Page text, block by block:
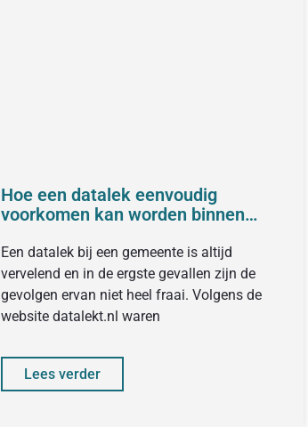
Hoe een datalek eenvoudig
voorkomen kan worden binnen
Een datalek bij een gemeente is altijd
vervelend en in de ergste gevallen zijn de
gevolgen ervan niet heel fraai. Volgens de
website datalekt.nl waren
Lees verder